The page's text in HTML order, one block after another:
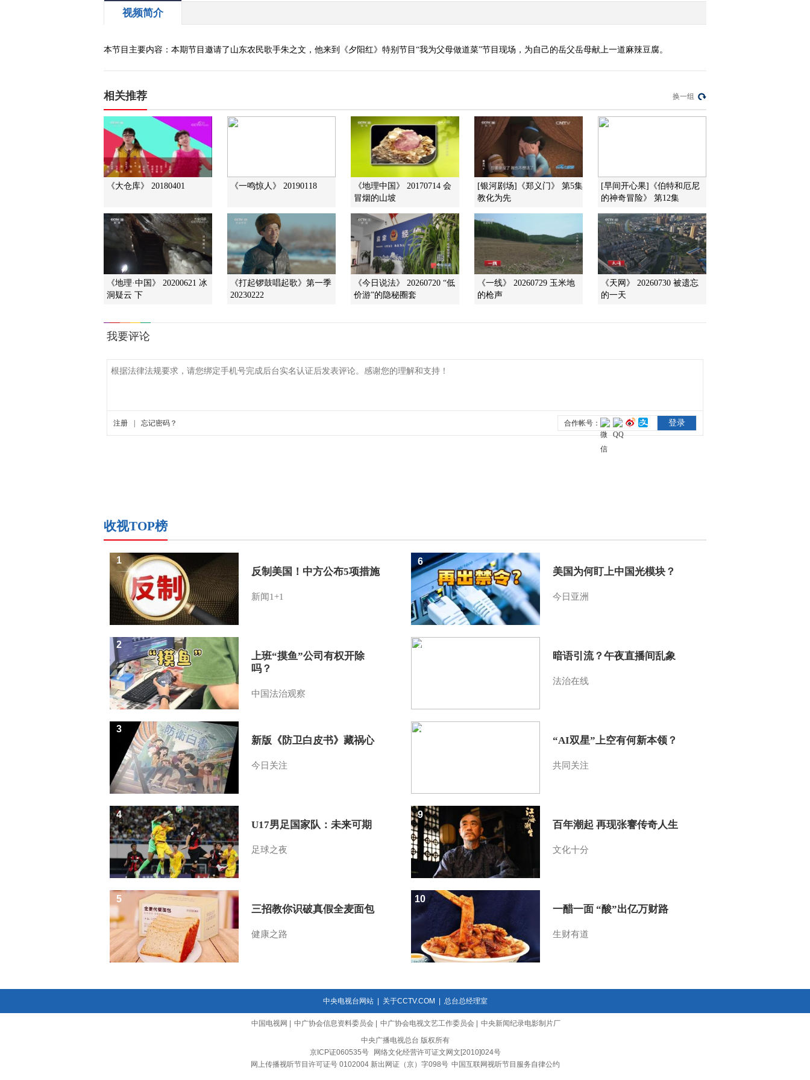
视频简介
本节目主要内容：本期节目邀请了山东农民歌手朱之文，他来到《夕阳红》特别节目“我为父母做道菜”节目现场，为自己的岳父岳母献上一道麻辣豆腐。
相关推荐 换一组
《大仓库》 20180401 《一鸣惊人》 20190118
《地理中国》 20170714 会
冒烟的山坡
[银河剧场]《郑义门》 第5集
教化为先
[早间开心果]《伯特和厄尼
的神奇冒险》 第12集
《地理·中国》 20200621 冰
洞疑云 下
《打起锣鼓唱起歌》第一季
20230222
《今日说法》 20260720 “低
价游”的隐秘圈套
《一线》 20260729 玉米地
的枪声
《天网》 20260730 被遗忘
的一天
收视TOP榜
反制美国！中方公布5项措施
新闻1+1
1
上班“摸鱼”公司有权开除
吗？
中国法治观察
2
新版《防卫白皮书》藏祸心
今日关注
3
U17男足国家队：未来可期
足球之夜
4
三招教你识破真假全麦面包
健康之路
5
美国为何盯上中国光模块？
今日亚洲
6
暗语引流？午夜直播间乱象
法治在线
7
“AI双星”上空有何新本领？
共同关注
8
百年潮起 再现张謇传奇人生
文化十分
9
一醋一面 “酸”出亿万财路
生财有道
10
中央电视台网站| 关于CCTV.COM 总台总经理室
中国电视网 中广协会信息资料委员会 中广协会电视文艺工作委员会
中央新闻纪录电影制片厂
中央广播电视总台 版权所有
京ICP证060535号
网络文化经营许可证文网文[2010]024号
网上传播视听节目许可证号 0102004 新出网证（京）字098号 中国互联网视听节目服务自律公约